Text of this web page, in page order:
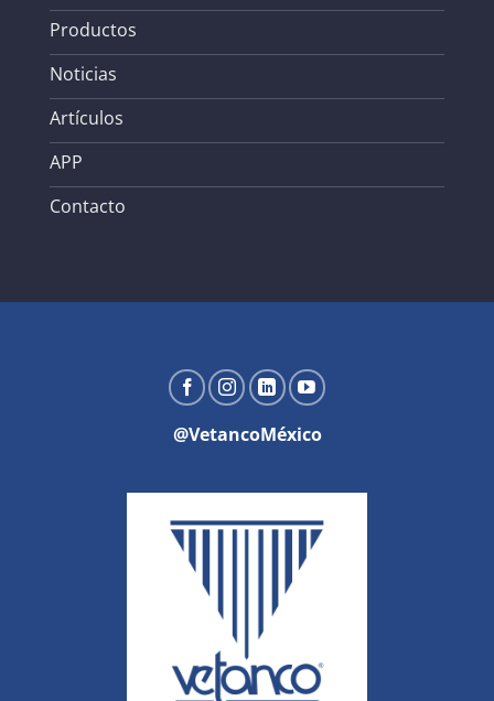
Productos
Noticias
Artículos
APP
Contacto
@VetancoMéxico